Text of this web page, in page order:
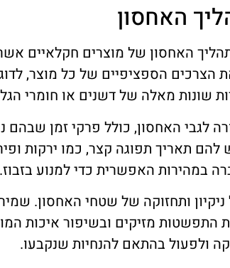
האחסון
האחסון של מוצרים חקלאיים
הצרכים הספציפיים של כל מוצר,
שונות מאלה של דשנים או חומרי
לגבי האחסון, כולל פרקי זמן שבהם
תאריך תפוגה קצר, כמו ירקות
במהירות האפשרית כדי למנוע בזבוז.
ותחזוקה של שטחי האחסון.
התפשטות מזיקים ובשיפור איכות
ולפעול בהתאם להנחיות שנקבעו.